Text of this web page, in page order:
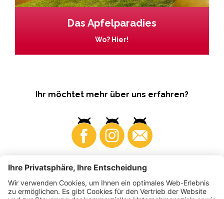
Das Apfelparadies
Wo? Hier!
Ihr möchtet mehr über uns erfahren?
Business Produzenten